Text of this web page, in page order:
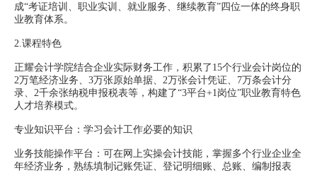
成“考证培训、职业实训、就业服务、继续教育”四位一体的终身职
业教育体系。
2.课程特色
正耀会计学院结合企业实际财务工作，积累了15个行业会计岗位的
2万笔经济业务、3万张原始单据、2万张会计凭证、7万条会计分
录、2千余张纳税申报税表等，构建了“3平台+1岗位”职业教育特色
人才培养模式。
专业知识平台：学习会计工作必要的知识
业务技能操作平台：可在网上实操会计技能，掌握多个行业企业全
年经济业务，熟练填制记账凭证、登记明细账、总账、编制报表